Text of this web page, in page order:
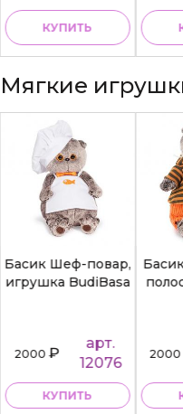
КУПИТЬ
Мягкие
Басик Шеф-повар,
игрушка BudiBasa
2000₽
арт.
12076
КУПИТЬ
2000